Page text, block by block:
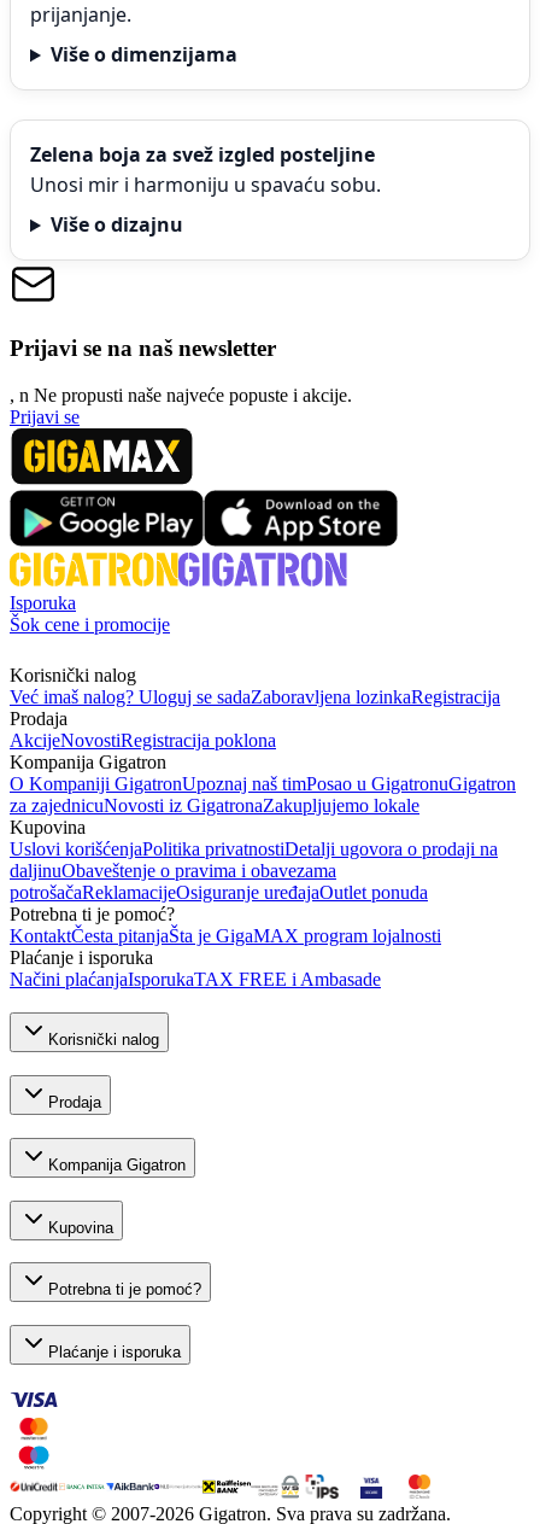
prijanjanje.
Više o dimenzijama
Zelena boja za svež izgled posteljine
Unosi mir i harmoniju u spavaću sobu.
Više o dizajnu
Prijavi se na naš newsletter
, n Ne propusti naše najveće popuste i akcije.
Prijavi se
Isporuka
Šok cene i promocije
Korisnički nalog
Već imaš nalog? Uloguj se sadaZaboravljena lozinkaRegistracija
Prodaja
AkcijeNovostiRegistracija poklona
Kompanija Gigatron
O Kompaniji GigatronUpoznaj naš timPosao u GigatronuGigatron
za zajednicuNovosti iz GigatronaZakupljujemo lokale
Kupovina
Uslovi korišćenjaPolitika privatnostiDetalji ugovora o prodaji na
daljinuObaveštenje o pravima i obavezama
potrošačaReklamacijeOsiguranje uređajaOutlet ponuda
Potrebna ti je pomoć?
KontaktČesta pitanjaŠta je GigaMAX program lojalnosti
Plaćanje i isporuka
Načini plaćanjaIsporukaTAX FREE i Ambasade
Korisnički nalog
Prodaja
Kompanija Gigatron
Kupovina
Potrebna ti je pomoć?
Plaćanje i isporuka
Copyright © 2007-2026 Gigatron. Sva prava su zadržana.